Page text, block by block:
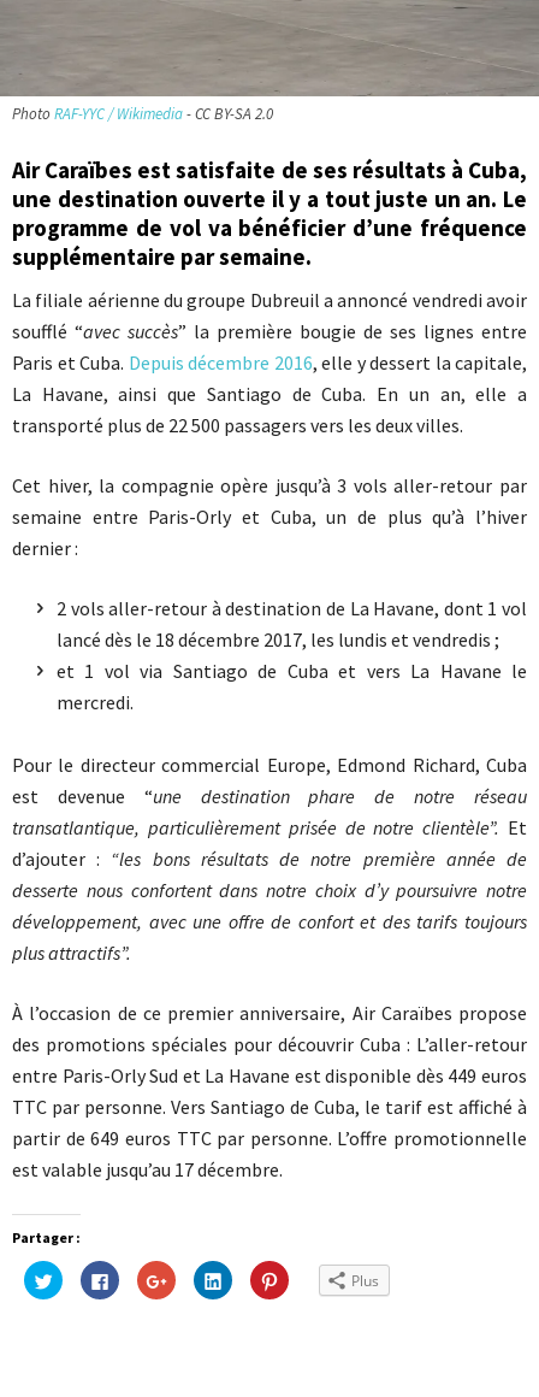
PhotoRAF-YYC / Wikimedia- CC BY-SA 2.0
Air Caraïbes est satisfaite de ses résultats à Cuba,
une destination ouverte il y a tout juste un an. Le
programme de vol va bénéficier d’une fréquence
supplémentaire par semaine.
La filiale aérienne du groupe Dubreuil a annoncé vendredi avoir
soufflé “avec succès” la première bougie de ses lignes entre
Paris et Cuba. Depuis décembre 2016, elle y dessert la capitale,
La Havane, ainsi que Santiago de Cuba. En un an, elle a
transporté plus de 22 500 passagers vers les deux villes.
Cet hiver, la compagnie opère jusqu’à 3 vols aller-retour par
semaine entre Paris-Orly et Cuba, un de plus qu’à l’hiver
dernier :
2 vols aller-retour à destination de La Havane, dont 1 vol
lancé dès le 18 décembre 2017, les lundis et vendredis ;
et 1 vol via Santiago de Cuba et vers La Havane le
mercredi.
Pour le directeur commercial Europe, Edmond Richard, Cuba
est devenue “une destination phare de notre réseau
transatlantique, particulièrement prisée de notre clientèle”. Et
d’ajouter : “les bons résultats de notre première année de
desserte nous confortent dans notre choix d’y poursuivre notre
développement, avec une offre de confort et des tarifs toujours
plus attractifs”.
À l’occasion de ce premier anniversaire, Air Caraïbes propose
des promotions spéciales pour découvrir Cuba : L’aller-retour
entre Paris-Orly Sud et La Havane est disponible dès 449 euros
TTC par personne. Vers Santiago de Cuba, le tarif est affiché à
partir de 649 euros TTC par personne. L’offre promotionnelle
est valable jusqu’au 17 décembre.
Partager :
Cliquez
pour
partager
Cliquez
pour
partager
Cliquez
pour
partager
Cliquez
pour
partager
Cliquez
pour Plus